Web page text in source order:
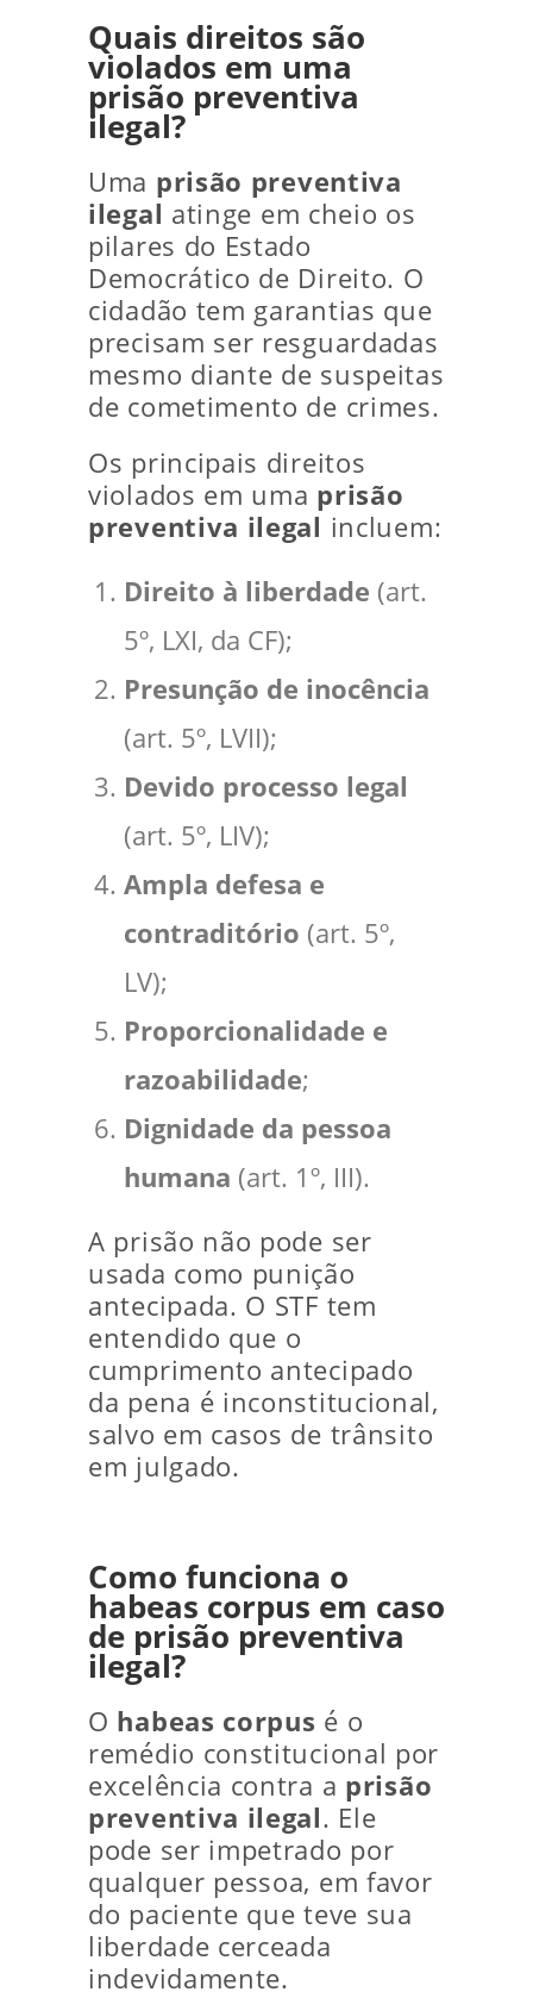
Quais direitos são
violados em uma
prisão preventiva
ilegal?
Uma prisão preventiva
ilegal atinge em cheio os
pilares do Estado
Democrático de Direito. O
cidadão tem garantias que
precisam ser resguardadas
mesmo diante de suspeitas
de cometimento de crimes.
Os principais direitos
violados em uma prisão
preventiva ilegal incluem:
Direito à liberdade (art.
5º, LXI, da CF);
Presunção de inocência
(art. 5º, LVII);
Devido processo legal
(art. 5º, LIV);
Ampla defesa e
contraditório (art. 5º,
LV);
Proporcionalidade e
razoabilidade;
Dignidade da pessoa
humana (art. 1º, III).
A prisão não pode ser
usada como punição
antecipada. O STF tem
entendido que o
cumprimento antecipado
da pena é inconstitucional,
salvo em casos de trânsito
em julgado.
Como funciona o
habeas corpus em caso
de prisão preventiva
ilegal?
O habeas corpus é o
remédio constitucional por
excelência contra a prisão
preventiva ilegal. Ele
pode ser impetrado por
qualquer pessoa, em favor
do paciente que teve sua
liberdade cerceada
indevidamente.